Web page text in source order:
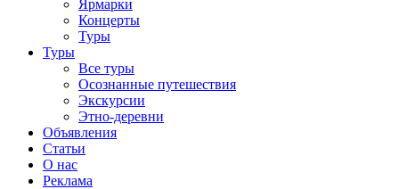
Ярмарки
Концерты
Туры
Туры
Все туры
Осознанные путешествия
Экскурсии
Этно-деревни
Объявления
Статьи
О нас
Реклама